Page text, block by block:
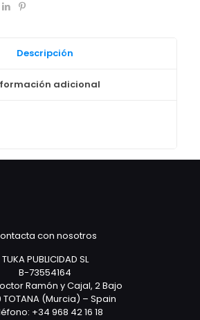
Descripción
adicional
con nosotros
TUKA PUBLICIDAD SL
B-73554164
Ramón y Cajal, 2 Bajo
TOTANA (Murcia) – Spain
+34 968 42 16 18